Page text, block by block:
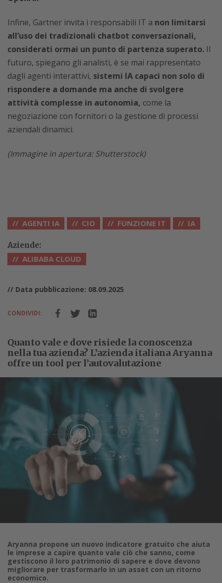
Infine, Gartner invita i responsabili IT a non limitarsi
all’uso dei tradizionali chatbot conversazionali,
considerati ormai un punto di partenza superato. Il
futuro, spiegano gli analisti, è se mai rappresentato
dagli agenti interattivi, sistemi IA capaci non solo di
rispondere a domande ma anche di svolgere
attività complesse in autonomia, come la
negoziazione con fornitori o la gestione di processi
aziendali dinamici.
(Immagine in apertura: Shutterstock)
AGENTI IA CIO FUNZIONE IT IA
Aziende:
ALIBABA CLOUD
// Data pubblicazione: 08.09.2025
CONDIVIDI:
Quanto vale e dove risiede la conoscenza
nella tua azienda? L’azienda italiana Aryanna
offre un tool per l’autovalutazione
Aryanna propone un nuovo indicatore gratuito che aiuta
le imprese a capire quanto vale ciò che sanno, come
gestiscono il loro patrimonio di sapere e dove devono
migliorare per trasformarlo in un asset con un ritorno
economico.